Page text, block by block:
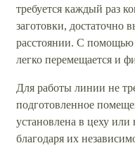
требуется каждый раз
заготовки, достаточно
расстоянии. С помощью
легко перемещается и
Для работы линии не
подготовленное
установлена в цеху
благодаря их